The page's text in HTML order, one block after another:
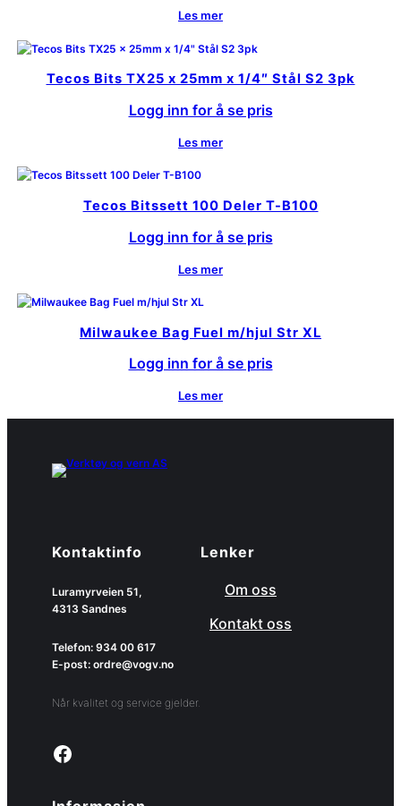
Les mer
Tecos Bits TX25 x 25mm x 1/4″ Stål S2 3pk
Logg inn for å se pris
Les mer
Tecos Bitssett 100 Deler T-B100
Logg inn for å se pris
Les mer
Milwaukee Bag Fuel m/hjul Str XL
Logg inn for å se pris
Les mer
Kontaktinfo
Luramyrveien 51,
4313 Sandnes
Telefon: 934 00 617
E-post: ordre@vogv.no
Når kvalitet og service gjelder.
Link to facebook page
Lenker
Om oss
Kontakt oss